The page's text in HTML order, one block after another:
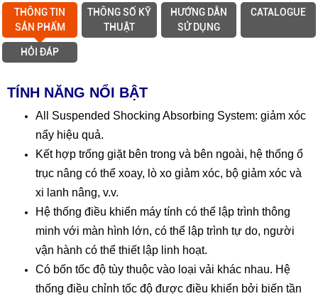
THÔNG TIN
SẢN PHẨM
THÔNG SỐ KỸ
THUẬT
HƯỚNG DẪN
SỬ DỤNG
CATALOGUE
HỎI ĐÁP
TÍNH NĂNG NỔI BẬT
All Suspended Shocking Absorbing System: giảm xóc
nẩy hiệu quả.
Kết hợp trống giặt bên trong và bên ngoài, hệ thống ổ
trục nâng có thể xoay, lò xo giảm xóc, bộ giảm xóc và
xi lanh nâng, v.v.
Hệ thống điều khiển máy tính có thể lập trình thông
minh với màn hình lớn, có thể lập trình tự do, người
vận hành có thể thiết lập linh hoạt.
Có bốn tốc độ tùy thuộc vào loại vải khác nhau. Hệ
thống điều chỉnh tốc độ được điều khiển bởi biến tần